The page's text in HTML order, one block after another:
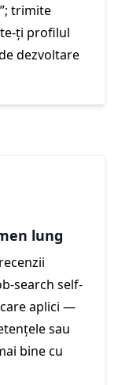
trimite
ți profilul
dezvoltare
lung
search self-
aplici —
sau
bine cu